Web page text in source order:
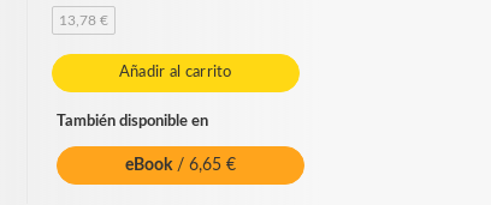
13,78 €
Añadir al carrito
También disponible en
eBook/ 6,65 €